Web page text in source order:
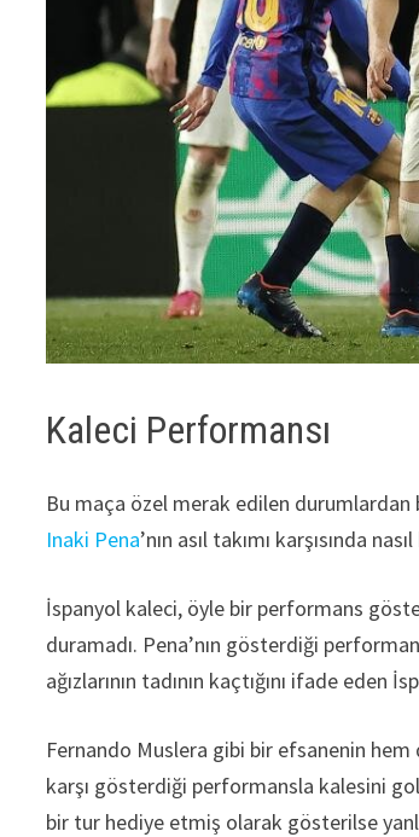
Kaleci Performansı
Bu maça özel merak edilen
Inaki Pena’nın asıl takımı karşısında
İspanyol kaleci, öyle bir performans
duramadı. Pena’nın gösterdiği
ağızlarının tadının kaçtığını ifade
Fernando Muslera gibi bir efsanenin
karşı gösterdiği performansla kalesini
bir tur hediye etmiş olarak gösterilse